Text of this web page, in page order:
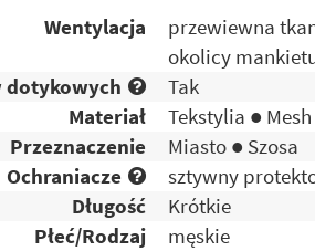
Wentylacja
przewiewna
okolicy
dotykowych
Tak
Materiał
Tekstylia ● Mesh
Przeznaczenie
Miasto ● Szosa
Ochraniacze
sztywny
Długość
Krótkie
Płeć/Rodzaj
męskie